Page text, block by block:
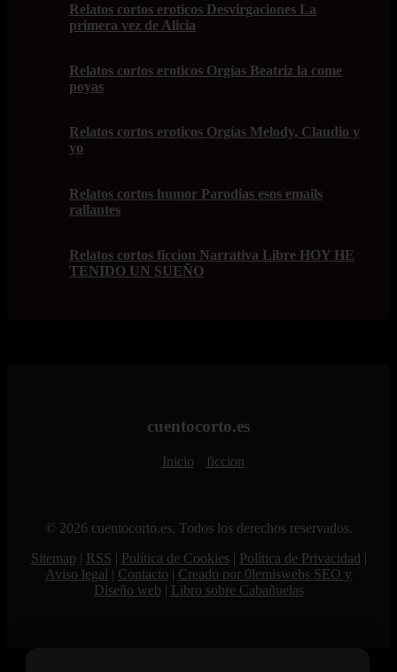
Relatos cortos eroticos Desvirgaciones La
primera vez de Alicia
Relatos cortos eroticos Orgías Beatriz la come
poyas
Relatos cortos eroticos Orgías Melody, Claudio y
yo
Relatos cortos humor Parodias esos emails
rallantes
Relatos cortos ficcion Narrativa Libre HOY HE
TENIDO UN SUEÑO
cuentocorto.es
Inicio ficcion
© 2026 cuentocorto.es. Todos los derechos reservados.
Sitemap | RSS | Política de Cookies| Política de Privacidad |
Aviso legal | Contacto | Creado por 0lemiswebs SEO y
Diseño web | Libro sobre Cabañuelas